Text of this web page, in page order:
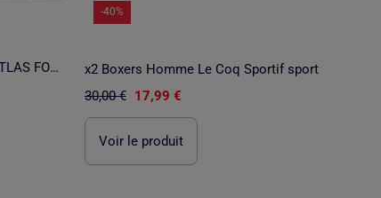
Lot de 2 Boxers Bicolore Stretch - ATLAS FOR MEN
-40%
x2 Boxers Homme Le Coq Sportif sport
30,00 € 17,99 €
Voir le produit